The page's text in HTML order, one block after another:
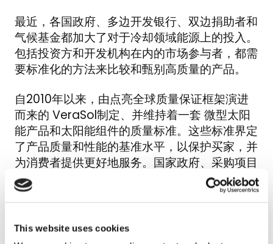
This website uses cookies
最近，各国政府、多边开发银行、双边捐助者和
气候基金都加大了对于冷却领域能源上的投入。
包括投资方和开发机构在内的市场参与者，都需
要标准化的方法来比较和甄别高质量的产品。
自2010年以来，由点亮全球质量保证框架演进
而来的 VeraSol制定、并维持着一套 微型太阳
能产品和太阳能组件的质量标准。这些标准界定
了产品质量和性能的基准水平，以保护买家，并
为消费者提供更好地服务。国家政府、采购项目
等利益相关者采用这些标准，确保对高质量产品
的支持，并将不合格的产品挡在市场之外。此
证离网太阳能产品，以保证产品符合所有质量、